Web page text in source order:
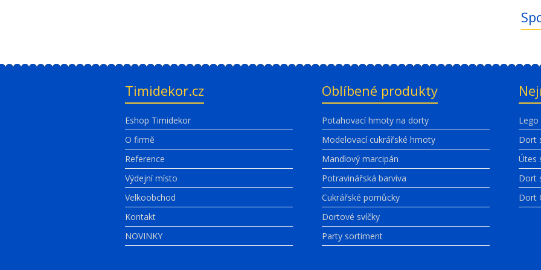
Timidekor.cz
Eshop Timidekor
O firmě
Reference
Výdejní místo
Velkoobchod
Kontakt
NOVINKY
Oblíbené produkty
Potahovací hmoty na dorty
Modelovací cukrářské hmoty
Mandlový marcipán
Potravinářská barviva
Cukrářské pomůcky
Dortové svíčky
Party sortiment
Dort
Útes
Dort
Dort